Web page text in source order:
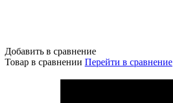
Добавить в сравнение
Товар в сравнении Перейти в сравнение